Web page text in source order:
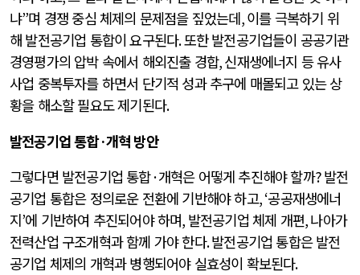
냐”며 경쟁 중심 체제의 문제점을 짚었는데,이를 극복하기 위
해 발전공기업 통합이 요구된다.또한 발전공기업들이 공공기관
경영평가의 압박 속에서 해외진출 경합,신재생에너지 등 유사
사업 중복투자를 하면서 단기적 성과 추구에 매몰되고 있는 상
황을 해소할 필요도 제기된다.
발전공기업 통합·개혁 방안
그렇다면 발전공기업 통합·개혁은 어떻게 추진해야 할까?발전
공기업 통합은 정의로운 전환에 기반해야 하고, ‘공공재생에너
지’에 기반하여 추진되어야 하며, 발전공기업 체제 개편,나아가
전력산업 구조개혁과 함께 가야 한다.발전공기업 통합은 발전
공기업 체제의 개혁과 병행되어야 실효성이 확보된다.